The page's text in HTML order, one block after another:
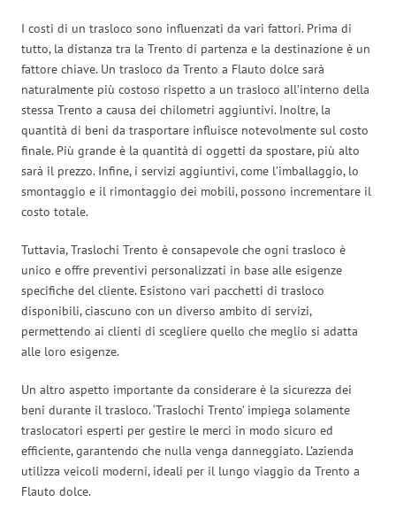
I costi di un trasloco sono influenzati da vari fattori. Prima di
tutto, la distanza tra la Trento di partenza e la destinazione è un
fattore chiave. Un trasloco da Trento a Flauto dolce sarà
naturalmente più costoso rispetto a un trasloco all’interno della
stessa Trento a causa dei chilometri aggiuntivi. Inoltre, la
quantità di beni da trasportare influisce notevolmente sul costo
finale. Più grande è la quantità di oggetti da spostare, più alto
sarà il prezzo. Infine, i servizi aggiuntivi, come l’imballaggio, lo
smontaggio e il rimontaggio dei mobili, possono incrementare il
costo totale.
Tuttavia, Traslochi Trento è consapevole che ogni trasloco è
unico e offre preventivi personalizzati in base alle esigenze
specifiche del cliente. Esistono vari pacchetti di trasloco
disponibili, ciascuno con un diverso ambito di servizi,
permettendo ai clienti di scegliere quello che meglio si adatta
alle loro esigenze.
Un altro aspetto importante da considerare è la sicurezza dei
beni durante il trasloco. ‘Traslochi Trento’ impiega solamente
traslocatori esperti per gestire le merci in modo sicuro ed
efficiente, garantendo che nulla venga danneggiato. L’azienda
utilizza veicoli moderni, ideali per il lungo viaggio da Trento a
Flauto dolce.